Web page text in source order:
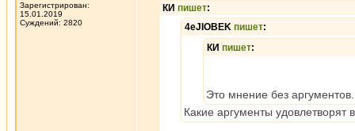
Зарегистрирован:
15.01.2019
Суждений: 2820
КИ пишет:
4eJIOBEK пишет:
КИ пишет:
Это мнение без аргументов.
Какие аргументы удовлетворят